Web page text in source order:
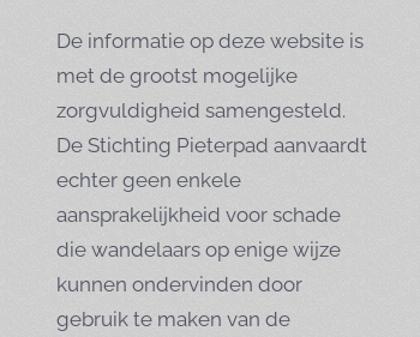
De informatie op deze website is
met de grootst mogelijke
zorgvuldigheid samengesteld.
De Stichting Pieterpad aanvaardt
echter geen enkele
aansprakelijkheid voor schade
die wandelaars op enige wijze
kunnen ondervinden door
gebruik te maken van de